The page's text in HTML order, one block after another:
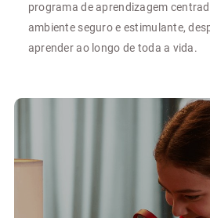
programa de aprendizagem
ambiente seguro e estimulante,
aprender ao longo de toda a vida.